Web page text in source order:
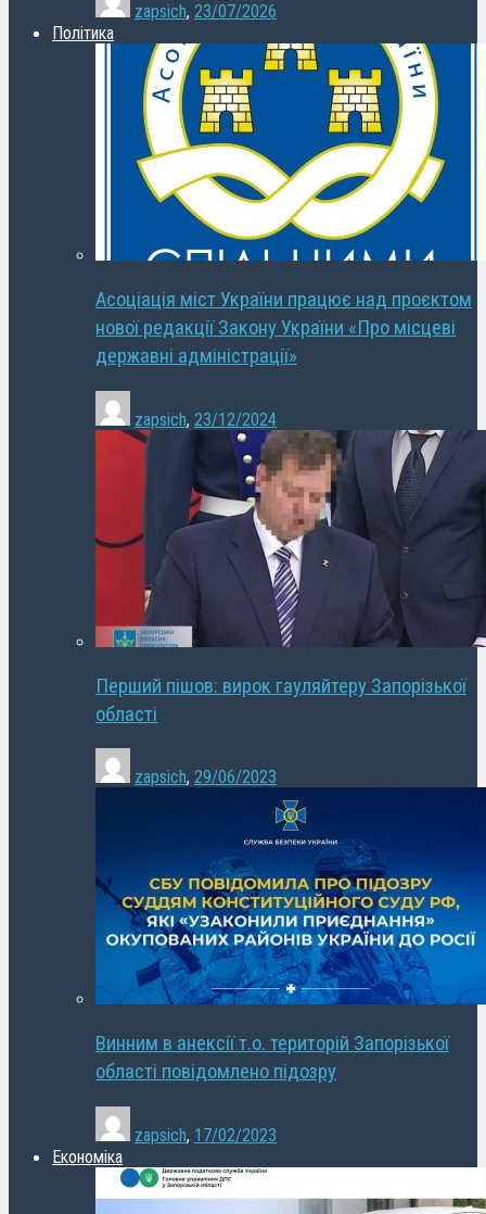
zapsich, 23/07/2026
Політика
Асоціація міст України працює над проєктом
нової редакції Закону України «Про місцеві
державні адміністрації»
zapsich, 23/12/2024
Перший пішов: вирок гауляйтеру Запорізької
області
zapsich, 29/06/2023
Винним в анексії т.о. територій Запорізької
області повідомлено підозру
zapsich, 17/02/2023
Економіка